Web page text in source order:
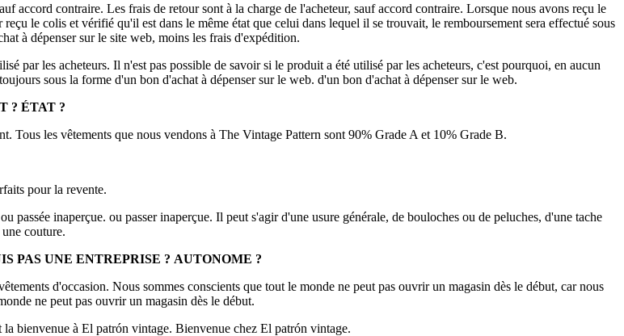
accord contraire. Les frais de retour sont à la charge de l'acheteur, sauf accord contraire. Lorsque nous avons reçu le
le colis et vérifié qu'il est dans le même état que celui dans lequel il se trouvait, le remboursement sera effectué sous
à dépenser sur le site web, moins les frais d'expédition.
par les acheteurs. Il n'est pas possible de savoir si le produit a été utilisé par les acheteurs, c'est pourquoi, en aucun
sous la forme d'un bon d'achat à dépenser sur le web. d'un bon d'achat à dépenser sur le web.
? ÉTAT ?
Tous les vêtements que nous vendons à The Vintage Pattern sont 90% Grade A et 10% Grade B.
pour la revente.
inaperçue. ou passer inaperçue. Il peut s'agir d'une usure générale, de bouloches ou de peluches, d'une tache
couture.
PAS UNE ENTREPRISE ? AUTONOME ?
d'occasion. Nous sommes conscients que tout le monde ne peut pas ouvrir un magasin dès le début, car nous
ne peut pas ouvrir un magasin dès le début.
la bienvenue à El patrón vintage. Bienvenue chez El patrón vintage.